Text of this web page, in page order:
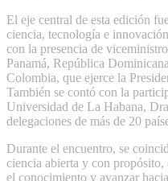
El eje central de esta edición
ciencia, tecnología e
con la presencia de
Panamá, República
Colombia, que ejerce la
También se contó con la
Universidad de La Habana,
delegaciones de más de 20
Durante el encuentro, se
ciencia abierta y con
el conocimiento y avanzar